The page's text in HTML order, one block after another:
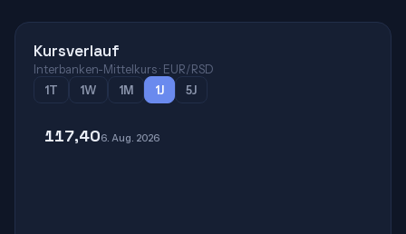
Kursverlauf
Interbanken-Mittelkurs · EUR/RSD
1T
1W 1M 1J 5J
117,406. Aug. 2026